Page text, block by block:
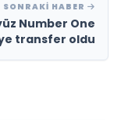
SONRAKI HABER
ye transfer oldu